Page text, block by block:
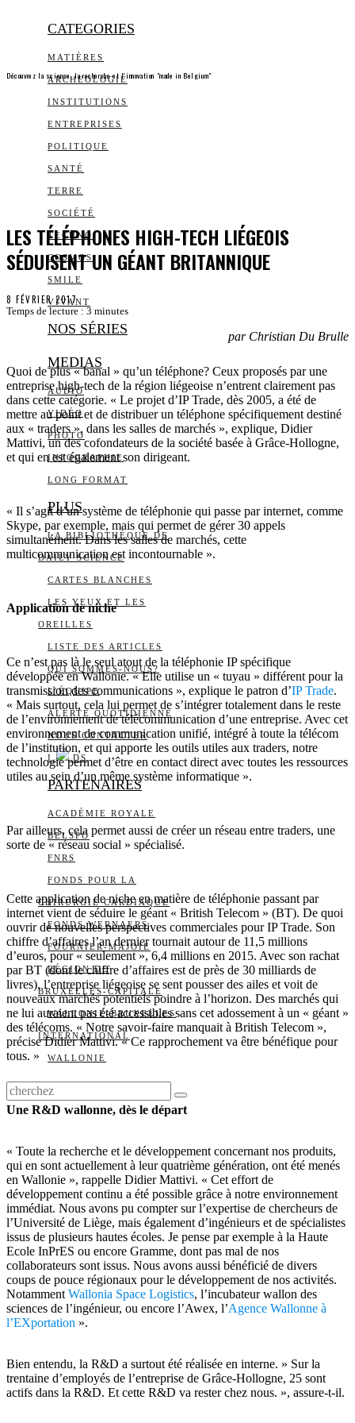
CATEGORIES
MATIÈRES
ARCHEOLOGIE
INSTITUTIONS
ENTREPRISES
POLITIQUE
SANTÉ
TERRE
SOCIÉTÉ
TECHNO
COSMOS
SMILE
VIVANT
NOS SÉRIES
MEDIAS
AUDIO
VIDÉO
PHOTO
INFOGRAPHIE
LONG FORMAT
PLUS
LA BIBLIOTHÈQUE DE
DAILY SCIENCE
CARTES BLANCHES
LES YEUX ET LES
OREILLES
LISTE DES ARTICLES
QUI SOMMES-NOUS?
L’ÉQUIPE
ALERTE QUOTIDIENNE
NOUS CONTACTER
I DS
PARTENAIRES
ACADÉMIE ROYALE
BELSPO
FNRS
FONDS POUR LA
CHIRURGIE CARDIAQUE
FONDS WERNAERS
FOURNIER-MAJOIE
RÉGION DE
BRUXELLES-CAPITALE
WALLONIE-BRUXELLES
INTERNATIONAL
WALLONIE
Découvrez la science, la recherche et l’innovation "made in Belgium"
LES TÉLÉPHONES HIGH-TECH LIÉGEOIS
SÉDUISENT UN GÉANT BRITANNIQUE
8 FÉVRIER 2017
Temps de lecture : 3 minutes
par Christian Du Brulle
Quoi de plus « banal » qu’un téléphone? Ceux proposés par une
entreprise high-tech de la région liégeoise n’entrent clairement pas
dans cette catégorie. « Le projet d’IP Trade, dès 2005, a été de
mettre au point et de distribuer un téléphone spécifiquement destiné
aux « traders », dans les salles de marchés », explique, Didier
Mattivi, un des cofondateurs de la société basée à Grâce-Hollogne,
et qui en est également son dirigeant.
« Il s’agit d’un système de téléphonie qui passe par internet, comme
Skype, par exemple, mais qui permet de gérer 30 appels
simultanément. Dans les salles de marchés, cette
multicommunication est incontournable ».
Application de niche
Ce n’est pas là le seul atout de la téléphonie IP spécifique
développée en Wallonie. « Elle utilise un « tuyau » différent pour la
transmission des communications », explique le patron d’IP Trade.
« Mais surtout, cela lui permet de s’intégrer totalement dans le reste
de l’environnement de télécommunication d’une entreprise. Avec cet
environnement de communication unifié, intégré à toute la télécom
de l’institution, et qui apporte les outils utiles aux traders, notre
technologie permet d’être en contact direct avec toutes les ressources
utiles au sein d’un même système informatique ».
Par ailleurs, cela permet aussi de créer un réseau entre traders, une
sorte de « réseau social » spécialisé.
Cette application de niche en matière de téléphonie passant par
internet vient de séduire le géant « British Telecom » (BT). De quoi
ouvrir de nouvelles perspectives commerciales pour IP Trade. Son
chiffre d’affaires l’an dernier tournait autour de 11,5 millions
d’euros, pour « seulement », 6,4 millions en 2015. Avec son rachat
par BT (dont le chiffre d’affaires est de près de 30 milliards de
livres), l’entreprise liégeoise se sent pousser des ailes et voit de
nouveaux marchés potentiels poindre à l’horizon. Des marchés qui
ne lui auraient pas été accessibles sans cet adossement à un « géant »
des télécoms. « Notre savoir-faire manquait à British Telecom »,
précise Didier Mattivi. « Ce rapprochement va être bénéfique pour
tous. »
Une R&D wallonne, dès le départ
« Toute la recherche et le développement concernant nos produits,
qui en sont actuellement à leur quatrième génération, ont été menés
en Wallonie », rappelle Didier Mattivi. « Cet effort de
développement continu a été possible grâce à notre environnement
immédiat. Nous avons pu compter sur l’expertise de chercheurs de
l’Université de Liège, mais également d’ingénieurs et de spécialistes
issus de plusieurs hautes écoles. Je pense par exemple à la Haute
Ecole InPrES ou encore Gramme, dont pas mal de nos
collaborateurs sont issus. Nous avons aussi bénéficié de divers
coups de pouce régionaux pour le développement de nos activités.
Notamment Wallonia Space Logistics, l’incubateur wallon des
sciences de l’ingénieur, ou encore l’Awex, l’Agence Wallonne à
l’EXportation ».
Bien entendu, la R&D a surtout été réalisée en interne. » Sur la
trentaine d’employés de l’entreprise de Grâce-Hollogne, 25 sont
actifs dans la R&D. Et cette R&D va rester chez nous. », assure-t-il.